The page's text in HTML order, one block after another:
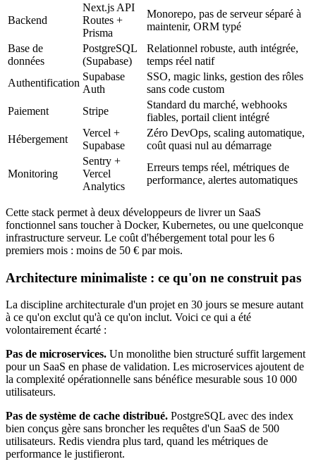
Backend
Next.js API
Routes +
Prisma
Monorepo, pas de serveur séparé à
maintenir, ORM typé
Base de
données
PostgreSQL
(Supabase)
Relationnel robuste, auth intégrée,
temps réel natif
Authentification
Supabase
Auth
SSO, magic links, gestion des rôles
sans code custom
Paiement
Stripe
Standard du marché, webhooks
fiables, portail client intégré
Hébergement
Vercel +
Supabase
Zéro DevOps, scaling automatique,
coût quasi nul au démarrage
Monitoring
Sentry +
Vercel
Analytics
Erreurs temps réel, métriques de
performance, alertes automatiques
Cette stack permet à deux développeurs de livrer un SaaS
fonctionnel sans toucher à Docker, Kubernetes, ou une quelconque
infrastructure serveur. Le coût d'hébergement total pour les 6
premiers mois : moins de 50 € par mois.
Architecture minimaliste : ce qu'on ne construit pas
La discipline architecturale d'un projet en 30 jours se mesure autant
à ce qu'on exclut qu'à ce qu'on inclut. Voici ce qui a été
volontairement écarté :
Pas de microservices. Un monolithe bien structuré suffit largement
pour un SaaS en phase de validation. Les microservices ajoutent de
la complexité opérationnelle sans bénéfice mesurable sous 10 000
utilisateurs.
Pas de système de cache distribué. PostgreSQL avec des index
bien conçus gère sans broncher les requêtes d'un SaaS de 500
utilisateurs. Redis viendra plus tard, quand les métriques de
performance le justifieront.